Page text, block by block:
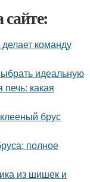
команду
идеальную
какая
брус
полное
из шишек и